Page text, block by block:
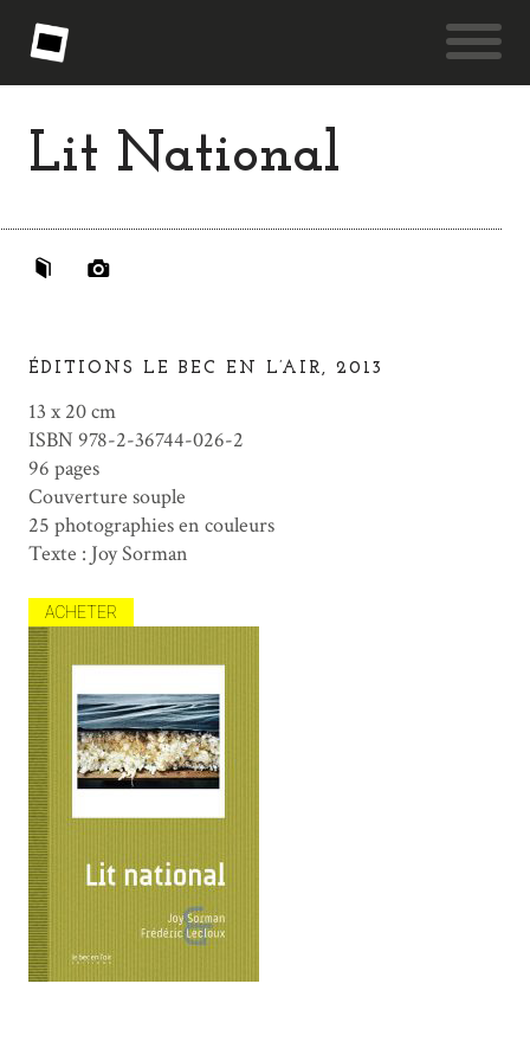
Lit National
ÉDITIONS LE BEC EN L’AIR, 2013
13 x 20 cm
ISBN 978-2-36744-026-2
96 pages
Couverture souple
25 photographies en couleurs
Texte : Joy Sorman
ACHETER